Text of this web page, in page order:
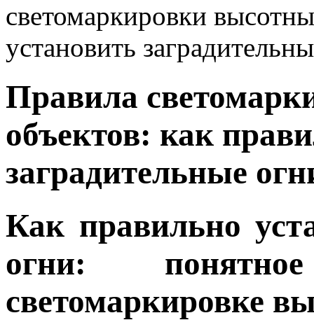
светомаркировки
установить
Правила
объектов: как
заградительные
Как правильно
огни:
светомаркировке